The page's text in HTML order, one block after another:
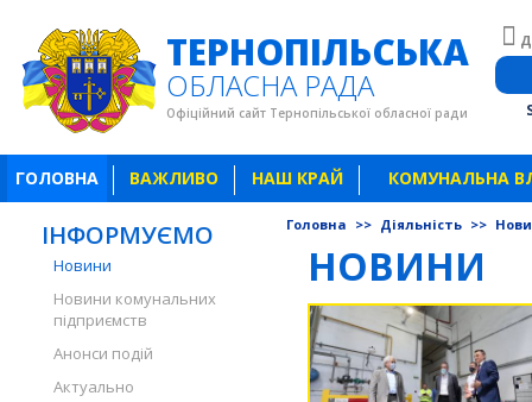
ТЕРНОПІЛЬСЬКА
ОБЛАСНА РАДА
Офіційний сайт Тернопільської обласної ради
ГОЛОВНА ВАЖЛИВО НАШ КРАЙ КОМУНАЛЬНА
ІНФОРМУЄМО
Новини
Новини комунальних
підприємств
Анонси подій
Актуально
Головна >> Діяльність >>
НОВИНИ